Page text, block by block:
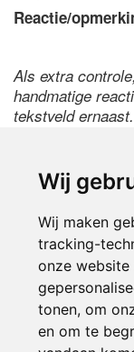
Wij
Wij maken
tracking-
onze website
tonen, om
en om te
Reactie/
Als extra
handmatige
tekstveld